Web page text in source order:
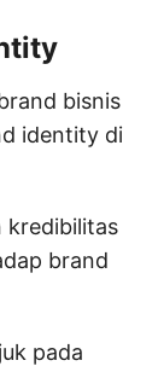
bisnis
identity di
kredibilitas
brand
pada